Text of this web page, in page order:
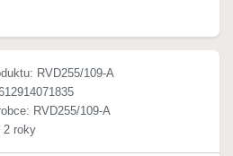
RVD255/109-A
RVD255/109-A
2 roky